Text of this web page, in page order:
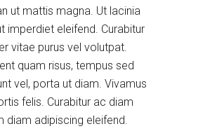
ut mattis magna. Ut lacinia
imperdiet eleifend. Curabitur
vitae purus vel volutpat.
quam risus, tempus sed
vel, porta ut diam. Vivamus
felis. Curabitur ac diam
diam adipiscing eleifend.